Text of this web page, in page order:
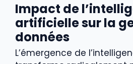
Impact de
artificielle sur la
données
L’émergence de